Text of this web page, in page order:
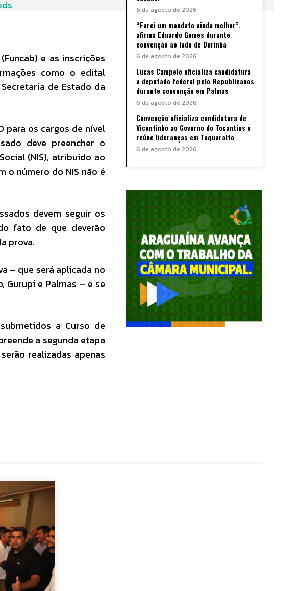
e as inscrições
como o edital
de Estado da
para os cargos de nível
deve preencher o
(NIS), atribuído ao
o número do NIS não é
devem seguir os
fato de que deverão
prova.
– que será aplicada no
Gurupi e Palmas – e se
a Curso de
a segunda etapa
realizadas apenas
6 de agosto de 2026
“Farei um mandato ainda melhor”,
afirma Eduardo Gomes durante
convenção ao lado de Dorinha
6 de agosto de 2026
Lucas Campelo oficializa candidatura
a deputado federal pelo Republicanos
durante convenção em Palmas
6 de agosto de 2026
Convenção oficializa candidatura de
Vicentinho ao Governo do Tocantins e
reúne lideranças em Taquaralto
6 de agosto de 2026